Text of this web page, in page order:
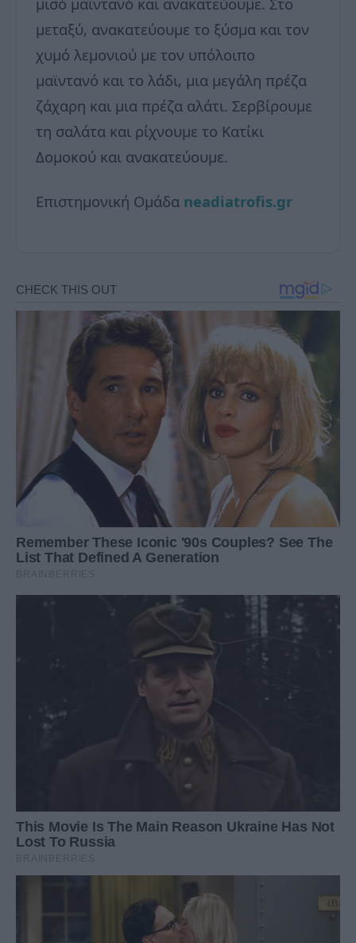
μεταξύ, ανακατεύουμε το ξύσμα και τον
χυμό λεμονιού με τον υπόλοιπο
μαϊντανό και το λάδι, μια μεγάλη πρέζα
ζάχαρη και μια πρέζα αλάτι. Σερβίρουμε
τη σαλάτα και ρίχνουμε το Κατίκι
Δομοκού και ανακατεύουμε.
Επιστημονική Ομάδα neadiatrofis.gr